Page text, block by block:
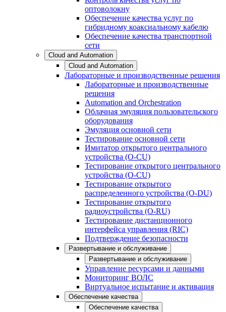
оптоволокну
Обеспечение качества услуг по
гибридному коаксиальному кабелю
Обеспечение качества транспортной
сети
Cloud and Automation
Cloud and Automation
Лабораторные и производственные решения
Лабораторные и производственные
решения
Automation and Orchestration
Облачная эмуляция пользовательского
оборудования
Эмуляция основной сети
Тестирование основной сети
Имитатор открытого центрального
устройства (O-CU)
Тестирование открытого центрального
устройства (O-CU)
Тестирование открытого
распределенного устройства (O-DU)
Тестирование открытого
радиоустройства (O-RU)
Тестирование дистанционного
интерфейса управления (RIC)
Подтверждение безопасности
Развертывание и обслуживание
Развертывание и обслуживание
Управление ресурсами и данными
Мониторинг ВОЛС
Виртуальное испытание и активация
Обеспечение качества
Обеспечение качества